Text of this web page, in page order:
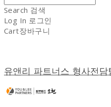
Search 검색
Log In 로그인
Cart장바구니
유앤리 파트너스 형사전